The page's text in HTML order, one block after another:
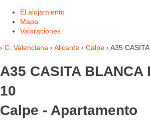
El alojamiento
Mapa
Valoraciones
› C. Valenciana › Alicante › Calpe › A35
A35 CASITA BLANCA
10
Calpe - Apartamento